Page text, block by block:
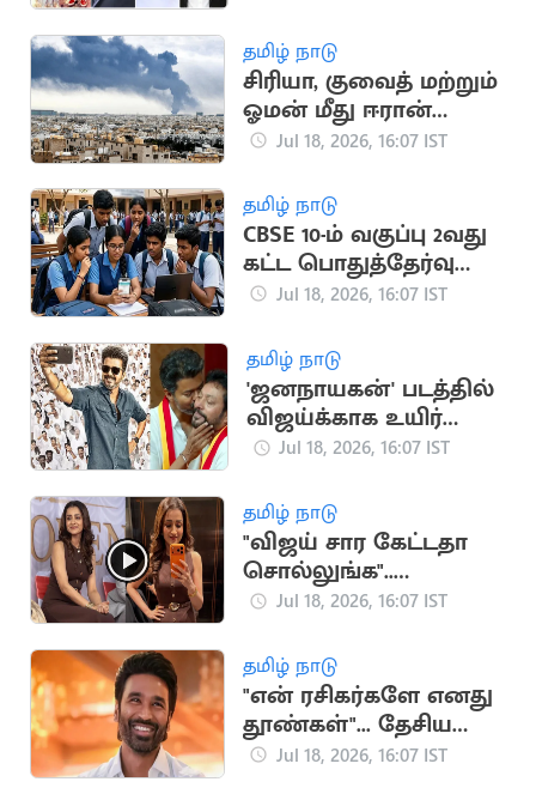
தமிழ் நாடு
சிரியா, குவைத் மற்றும்
ஓமன் மீது ஈரான்
பதிலடி தாக்குதல்
Jul 18, 2026, 16:07 IST
தமிழ் நாடு
CBSE 10-ம் வகுப்பு 2வது
கட்ட பொதுத்தேர்வு
முடிவுகள்
Jul 18, 2026, 16:07 IST
தமிழ் நாடு
'ஜனநாயகன்' படத்தில்
விஜய்க்காக உயிர்
கொடுக்கும் நண்பன்
ஸ்ரீநாத்
Jul 18, 2026, 16:07 IST
தமிழ் நாடு
"விஜய் சார கேட்டதா
சொல்லுங்க"..
திரிஷாவை நோக்கி
ரசிகர்கள்
Jul 18, 2026, 16:07 IST
தமிழ் நாடு
"என் ரசிகர்களே எனது
தூண்கள்"... தேசிய
விருதுக்கு தனுஷ்
Jul 18, 2026, 16:07 IST